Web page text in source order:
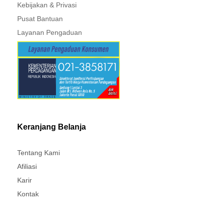
Kebijakan & Privasi
Pusat Bantuan
Layanan Pengaduan
Keranjang Belanja
Tentang Kami
Afiliasi
Karir
Kontak